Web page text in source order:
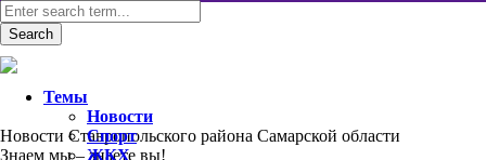
Новости Ставропольского района Самарской области
Знаем мы – знаете вы!
Темы
Новости
Спорт
ЖКХ